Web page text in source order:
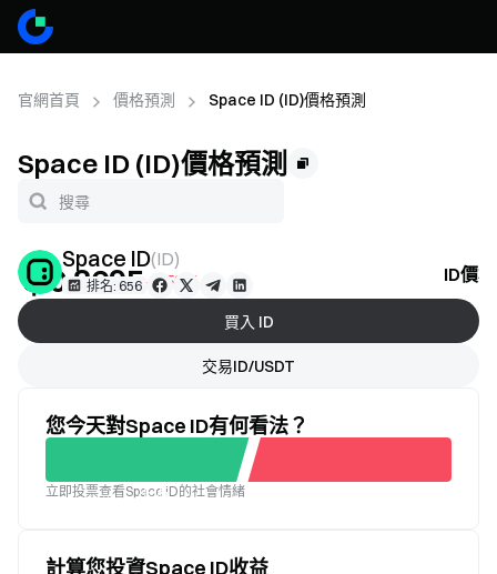
官網首頁 價格預測 Space ID (ID)價格預測
Space ID (ID)價格預測
Space ID(ID)
排名: 656 ID價
＄0.8695 -1.59%
買入 ID
交易ID/USDT
您今天對Space ID有何看法？
標準
不滿
立即投票查看Space ID的社會情緒
計算您投資Space ID收益